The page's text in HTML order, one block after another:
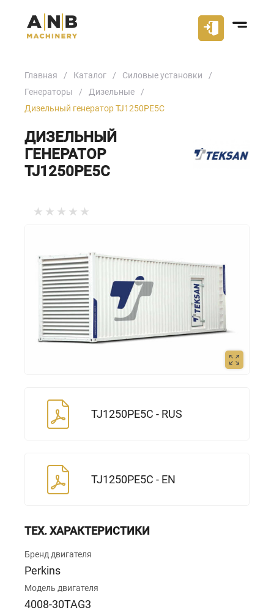
Главная Каталог
Силовые установки
Генераторы
Дизельные
Дизельный генератор TJ1250PE5C
ДИЗЕЛЬНЫЙ
ГЕНЕРАТОР
TJ1250PE5C
TJ1250PE5C - RUS
TJ1250PE5C - EN
ТЕХ. ХАРАКТЕРИСТИКИ
Бренд двигателя
Perkins
Модель двигателя
4008-30TAG3